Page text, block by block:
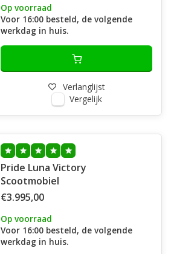
Op voorraad
Voor 16:00 besteld, de volgende
werkdag in huis.
Verlanglijst
Vergelijk
Pride Luna Victory
Scootmobiel
€3.995,00
Op voorraad
Voor 16:00 besteld, de volgende
werkdag in huis.